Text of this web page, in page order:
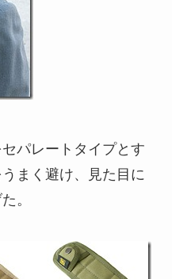
パレートタイプとす
まく避け、見た目に
。